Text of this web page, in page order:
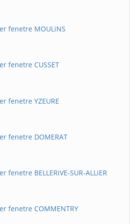
fenetre MOULiNS
fenetre CUSSET
fenetre YZEURE
fenetre DOMERAT
fenetre BELLERiVE-SUR-ALLiER
fenetre COMMENTRY